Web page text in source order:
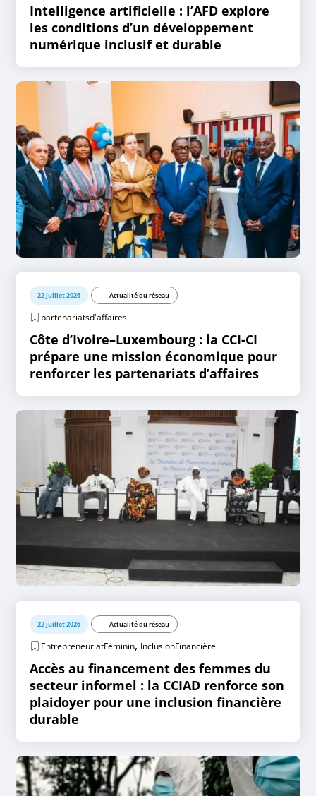
Intelligence artificielle : l’AFD explore
les conditions d’un développement
numérique inclusif et durable
22 juillet 2026 Actualité du réseau
partenariatsd'affaires
Côte d’Ivoire–Luxembourg : la CCI-CI
prépare une mission économique pour
renforcer les partenariats d’affaires
22 juillet 2026 Actualité du réseau
EntrepreneuriatFéminin, InclusionFinancière
Accès au financement des femmes du
secteur informel : la CCIAD renforce son
plaidoyer pour une inclusion financière
durable